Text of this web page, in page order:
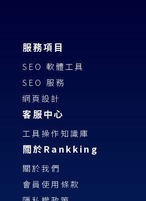
服務項目
SEO 軟體工具
SEO 服務
網頁設計
客服中心
工具操作知識庫
關於Rankking
關於我們
會員使用條款